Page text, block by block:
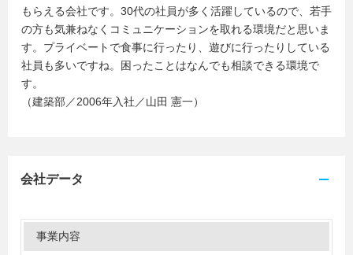
もらえる会社です。30代の社員が多く活躍しているので、若手
の方も気兼ねなくコミュニケーションを取れる環境だと思いま
す。プライベートで食事に行ったり、遊びに行ったりしている
社員も多いですね。困ったことはなんでも相談できる環境で
す。
（建築部／2006年入社／山田 憲一）
会社データ
事業内容